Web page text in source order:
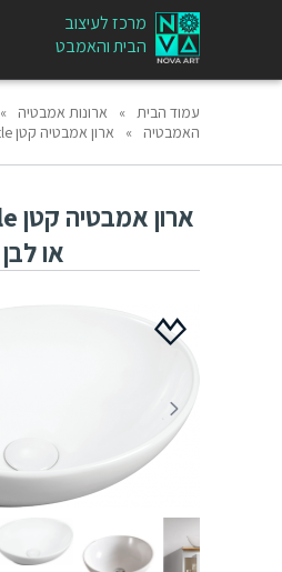
מרכז לעיצוב
הבית והאמבט
עמוד הבית » ארונות אמבטיה »
האמבטיה
» ארון אמבטיה קטן Seattle שחור או לבן
או לבן